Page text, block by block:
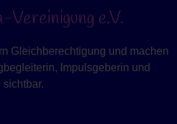
e.V.
Gleichberechtigung und machen
Impulsgeberin und